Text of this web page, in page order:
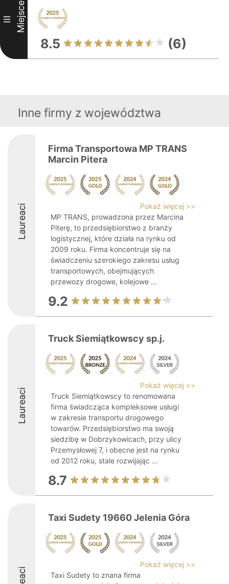
III Miejsce
8.5 (6)
Inne firmy z województwa
Laureaci
Firma Transportowa MP TRANS
Marcin Pitera
Pokaż więcej >>
MP TRANS, prowadzona przez Marcina
Piterę, to przedsiębiorstwo z branży
logistycznej, które działa na rynku od
2009 roku. Firma koncentruje się na
świadczeniu szerokiego zakresu usług
transportowych, obejmujących
przewozy drogowe, kolejowe ...
9.2
Laureaci
Truck Siemiątkowscy sp.j.
Pokaż więcej >>
Truck Siemiątkowscy to renomowana
firma świadcząca kompleksowe usługi
w zakresie transportu drogowego
towarów. Przedsiębiorstwo ma swoją
siedzibę w Dobrzykowicach, przy ulicy
Przemysłowej 7, i obecne jest na rynku
od 2012 roku, stale rozwijając ...
8.7
Taxi Sudety 19660 Jelenia Góra
Pokaż więcej >>
Taxi Sudety to znana firma